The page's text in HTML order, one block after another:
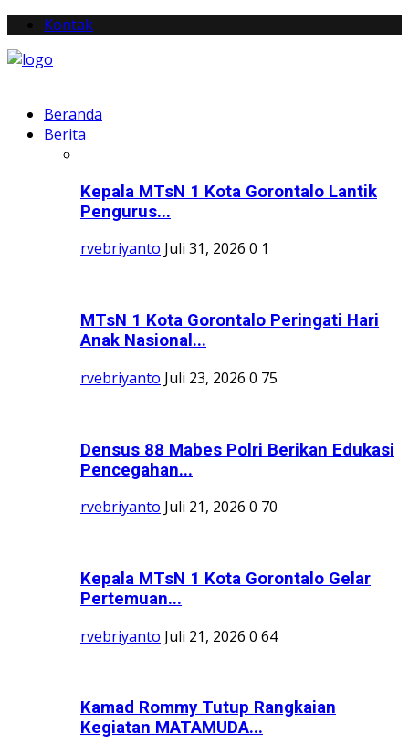
Kontak
Beranda
Berita
Kepala MTsN 1 Kota Gorontalo Lantik
Pengurus...
rvebriyanto Juli 31, 2026 0 1
MTsN 1 Kota Gorontalo Peringati Hari
Anak Nasional...
rvebriyanto Juli 23, 2026 0 75
Densus 88 Mabes Polri Berikan Edukasi
Pencegahan...
rvebriyanto Juli 21, 2026 0 70
Kepala MTsN 1 Kota Gorontalo Gelar
Pertemuan...
rvebriyanto Juli 21, 2026 0 64
Kamad Rommy Tutup Rangkaian
Kegiatan MATAMUDA...